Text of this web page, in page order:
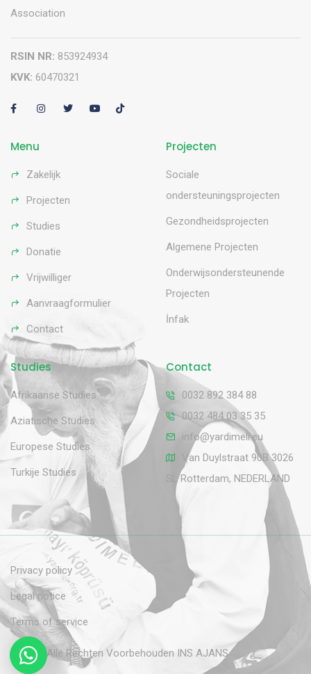
Association
RSIN NR: 853924934
KVK: 60470321
Menu
Zakelijk
Projecten
Studies
Donatie
Vrijwilliger
Aanvraagformulier
Contact
Projecten
Sociale
ondersteuningsprojecten
Gezondheidsprojecten
Algemene Projecten
Onderwijsondersteunende
Projecten
İnfak
Studies
Afrikaanse Studies
Aziatische Studies
Europese Studies
Turkije Studies
Contact
0032 892 384 88
0032 484 03 35 35
info@yardimeli.eu
Van Duylstraat 90B 3026
SL Rotterdam, NEDERLAND
Privacy policy
Legal notice
Terms of service
© 2026 Alle Rechten Voorbehouden INS AJANS